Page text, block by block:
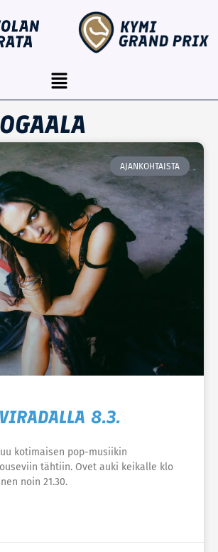
Menu
AJANKOHTAISTA
8.3.
kotimaisen pop-musiikin
tähtiin. Ovet auki keikalle klo
noin 21.30.